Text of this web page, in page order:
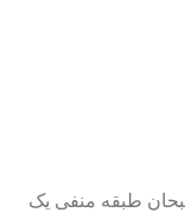
طبقه منفی یک